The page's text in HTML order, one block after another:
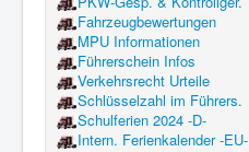
Fahrzeugbewertungen
MPU Informationen
Führerschein Infos
Verkehrsrecht Urteile
Schlüsselzahl im Führers.
Schulferien 2024 -D-
Intern. Ferienkalender -EU-